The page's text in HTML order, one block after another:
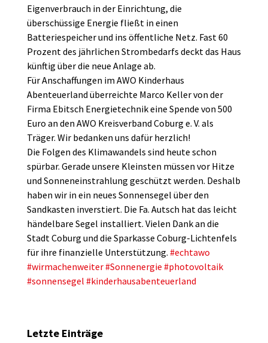
Eigenverbrauch in der Einrichtung, die
überschüssige Energie fließt in einen
Batteriespeicher und ins öffentliche Netz. Fast 60
Prozent des jährlichen Strombedarfs deckt das Haus
künftig über die neue Anlage ab.
Für Anschaffungen im AWO Kinderhaus
Abenteuerland überreichte Marco Keller von der
Firma Ebitsch Energietechnik eine Spende von 500
Euro an den AWO Kreisverband Coburg e. V. als
Träger. Wir bedanken uns dafür herzlich!
Die Folgen des Klimawandels sind heute schon
spürbar. Gerade unsere Kleinsten müssen vor Hitze
und Sonneneinstrahlung geschützt werden. Deshalb
haben wir in ein neues Sonnensegel über den
Sandkasten inverstiert. Die Fa. Autsch hat das leicht
händelbare Segel installiert. Vielen Dank an die
Stadt Coburg und die Sparkasse Coburg-Lichtenfels
für ihre finanzielle Unterstützung. #echtawo
#wirmachenweiter#Sonnenergie #photovoltaik
#sonnensegel #kinderhausabenteuerland
Letzte Einträge